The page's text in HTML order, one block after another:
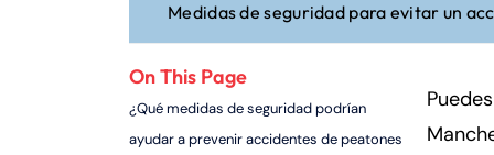
b
o
g
Medidas de seguridad para evitar un
On This Page
¿Qué medidas de seguridad podrían
ayudar a prevenir accidentes de peatones